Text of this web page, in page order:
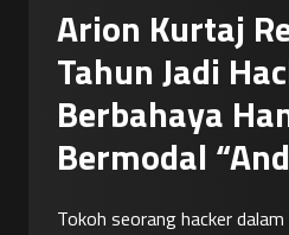
Arion Kurtaj
Tahun Jadi
Berbahaya
Bermodal
Tokoh seorang hacker